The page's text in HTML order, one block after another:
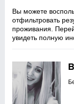
Вы можете
отфильтровать
проживания.
увидеть полную